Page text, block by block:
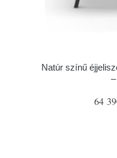
Natúr színű
64